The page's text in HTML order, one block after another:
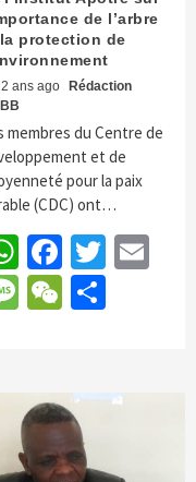
de l’arbre
protection de
2 ans ago
Rédaction
membres du Centre de
et de
pour la paix
(CDC) ont…
WhatsApp
Message
WeChat